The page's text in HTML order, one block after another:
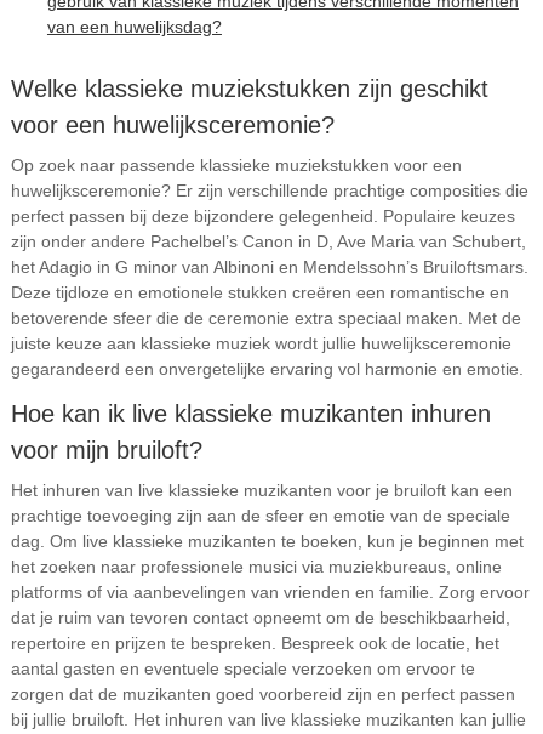
van een huwelijksdag?
Welke klassieke muziekstukken zijn geschikt
voor een huwelijksceremonie?
Op zoek naar passende klassieke muziekstukken voor een
huwelijksceremonie? Er zijn verschillende prachtige composities die
perfect passen bij deze bijzondere gelegenheid. Populaire keuzes
zijn onder andere Pachelbel’s Canon in D, Ave Maria van Schubert,
het Adagio in G minor van Albinoni en Mendelssohn’s Bruiloftsmars.
Deze tijdloze en emotionele stukken creëren een romantische en
betoverende sfeer die de ceremonie extra speciaal maken. Met de
juiste keuze aan klassieke muziek wordt jullie huwelijksceremonie
gegarandeerd een onvergetelijke ervaring vol harmonie en emotie.
Hoe kan ik live klassieke muzikanten inhuren
voor mijn bruiloft?
Het inhuren van live klassieke muzikanten voor je bruiloft kan een
prachtige toevoeging zijn aan de sfeer en emotie van de speciale
dag. Om live klassieke muzikanten te boeken, kun je beginnen met
het zoeken naar professionele musici via muziekbureaus, online
platforms of via aanbevelingen van vrienden en familie. Zorg ervoor
dat je ruim van tevoren contact opneemt om de beschikbaarheid,
repertoire en prijzen te bespreken. Bespreek ook de locatie, het
aantal gasten en eventuele speciale verzoeken om ervoor te
zorgen dat de muzikanten goed voorbereid zijn en perfect passen
bij jullie bruiloft. Het inhuren van live klassieke muzikanten kan jullie